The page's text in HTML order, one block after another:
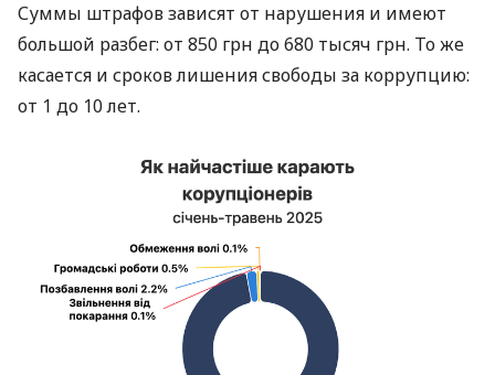
Суммы штрафов зависят от нарушения и имеют
большой разбег: от 850 грн до 680 тысяч грн. То же
касается и сроков лишения свободы за коррупцию:
от 1 до 10 лет.